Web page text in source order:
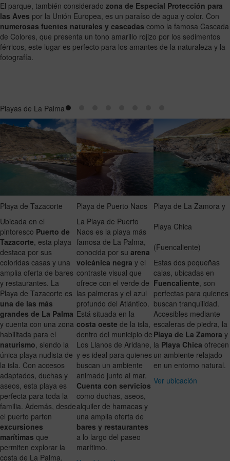
El parque, también considerado zona de Especial Protección para
las Aves por la Unión Europea, es un paraíso de agua y color. Con
numerosas fuentes naturales y cascadas como la famosa Cascada
de Colores, que presenta un tono amarillo rojizo por los sedimentos
férricos, este lugar es perfecto para los amantes de la naturaleza y la
fotografía.
Playas de La Palma
Playa de Tazacorte
Ubicada en el
pintoresco Puerto de
Tazacorte , esta playa
destaca por sus
coloridas casas y una
amplia oferta de bares
y restaurantes. La
Playa de Tazacorte es
una de las más
grandes de La Palma
y cuenta con una zona
habilitada para el
naturismo , siendo la
única playa nudista de
la isla. Con accesos
adaptados, duchas y
aseos, esta playa es
perfecta para toda la
familia. Además, desde
el puerto parten
excursiones
marítimas que
permiten explorar la
costa de La Palma.
Playa de Puerto Naos
La Playa de Puerto
Naos es la playa más
famosa de La Palma,
conocida por suarena
volcánica negra y el
contraste visual que
ofrece con el verde de
las palmeras y el azul
profundo del Atlántico.
Está situada en la
costa oeste de la isla,
dentro del municipio de
Los Llanos de Aridane,
y es ideal para quienes
buscan un ambiente
animado junto al mar.
Cuenta con servicios
como duchas, aseos,
alquiler de hamacas y
una amplia oferta de
bares y restaurantes
a lo largo del paseo
marítimo.
Playa de La Zamora y
Playa Chica
(Fuencaliente)
Estas dos pequeñas
calas, ubicadas en
Fuencaliente , son
perfectas para quienes
buscan tranquilidad.
Accesibles mediante
escaleras de piedra, la
Playa de La Zamora y
la Playa Chica ofrecen
un ambiente relajado
en un entorno natural.
Ver ubicación